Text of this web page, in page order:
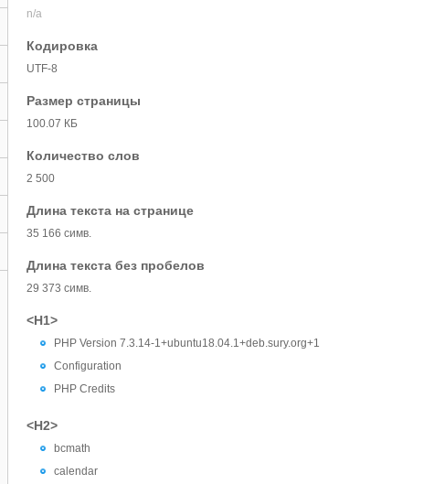
n/a
Кодировка
UTF-8
Размер страницы
100.07 КБ
Количество слов
2 500
Длина текста на странице
35 166 симв.
Длина текста без пробелов
29 373 симв.
<H1>
PHP Version 7.3.14-1+ubuntu18.04.1+deb.sury.org+1
Configuration
PHP Credits
<H2>
bcmath
calendar